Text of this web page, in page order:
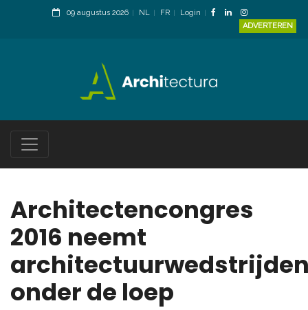
09 augustus 2026 NL FR
Login
ADVERTEREN
Architectencongres
2016 neemt
onder de loep